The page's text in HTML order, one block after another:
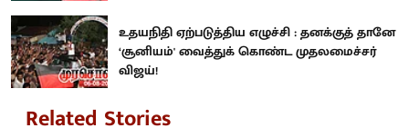
உதயநிதி ஏற்படுத்திய எழுச்சி : தனக்குத் தானே
‘சூனியம்' வைத்துக் கொண்ட முதலமைச்சர்
விஜய்!
Related Stories